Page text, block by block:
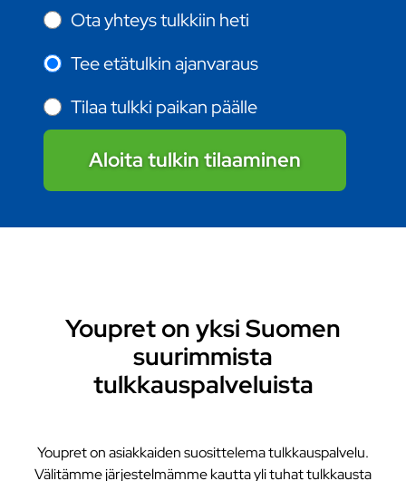
Ota yhteys tulkkiin heti
Tee etätulkin ajanvaraus
Tilaa tulkki paikan päälle
Aloita tulkin tilaaminen
Youpret on yksi Suomen
suurimmista
tulkkauspalveluista
Youpret on asiakkaiden suosittelema tulkkauspalvelu.
Välitämme järjestelmämme kautta yli tuhat tulkkausta